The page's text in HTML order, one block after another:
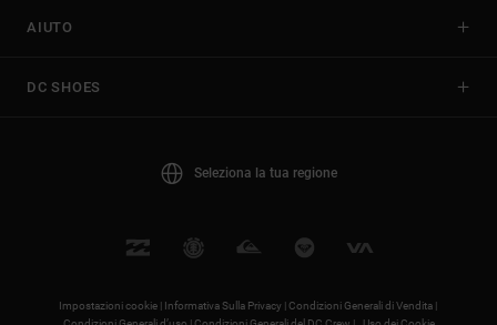
AIUTO
DC SHOES
Seleziona la tua regione
Impostazioni cookie | Informativa Sulla Privacy |Condizioni Generali di Vendita |